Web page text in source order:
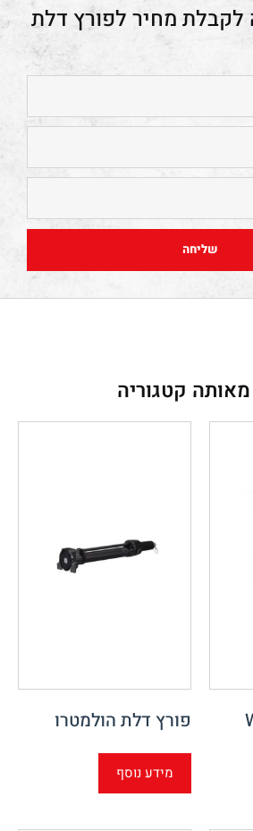
פורץ דלת
שליחה
קטגוריה
פורץ דלת הולמטרו
מידע נוסף